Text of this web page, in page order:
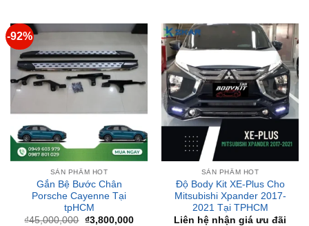
SẢN PHẨM HOT
Gắn Bệ Bước Chân
Porsche Cayenne Tại
tpHCM
45,000,000 Giá
gốc
là:
₫45,000,000.
₫3,800,000
₫3,800,000.
SẢN PHẨM HOT
Độ Body Kit XE-Plus Cho
Mitsubishi Xpander 2017-
2021 Tại TPHCM
Liên hệ nhận giá ưu đãi